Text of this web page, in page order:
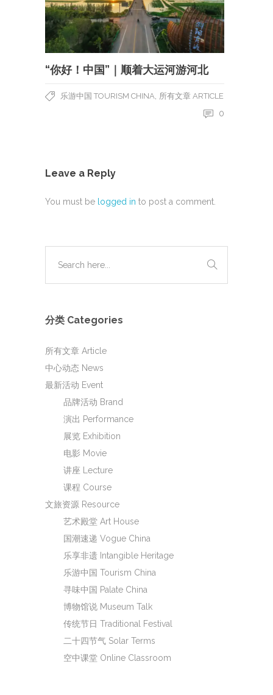
“你好！中国”｜顺着大运河游河北
乐游中国 TOURISM CHINA 所有文章 ARTICLE
0
Leave a Reply
You must be logged in to post a comment.
分类 Categories
所有文章 Article
中心动态 News
最新活动 Event
品牌活动 Brand
演出 Performance
展览 Exhibition
电影 Movie
讲座 Lecture
课程 Course
文旅资源 Resource
艺术殿堂 Art House
国潮速递 Vogue China
乐享非遗 Intangible Heritage
乐游中国 Tourism China
寻味中国 Palate China
博物馆说 Museum Talk
传统节日 Traditional Festival
二十四节气 Solar Terms
空中课堂 Online Classroom